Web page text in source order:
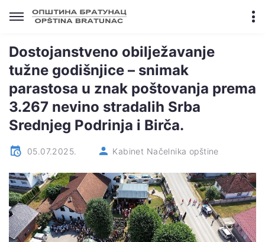
Dostojanstveno obilježavanje
tužne godišnjice – snimak
parastosa u znak poštovanja prema
3.267 nevino stradalih Srba
Srednjeg Podrinja i Birča.
05.07.2025. Kabinet Načelnika opštine